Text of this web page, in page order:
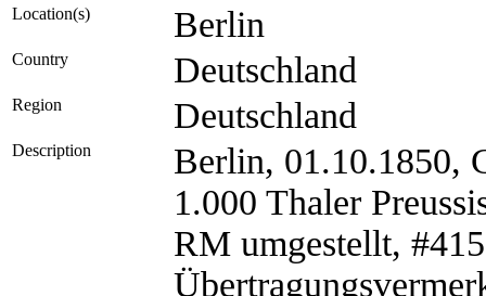
Location(s) Berlin
Country Deutschland
Region Deutschland
Description
Berlin, 01.10.1850,
1.000 Thaler
RM umgestellt,